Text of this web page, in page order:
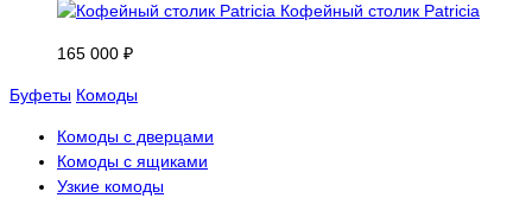
Кофейный столик Patricia
165 000 ₽
Буфеты Комоды
Комоды с дверцами
Комоды с ящиками
Узкие комоды